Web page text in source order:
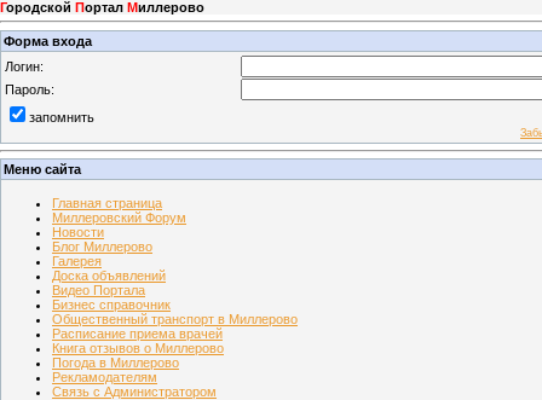
Городской Портал Миллерово
Форма входа
Логин:
Пароль:
запомнить
Меню сайта
Главная страница
Миллеровский Форум
Новости
Блог Миллерово
Галерея
Доска объявлений
Видео Портала
Бизнес справочник
Общественный транспорт в Миллерово
Расписание приема врачей
Книга отзывов о Миллерово
Погода в Миллерово
Рекламодателям
Связь с Администратором